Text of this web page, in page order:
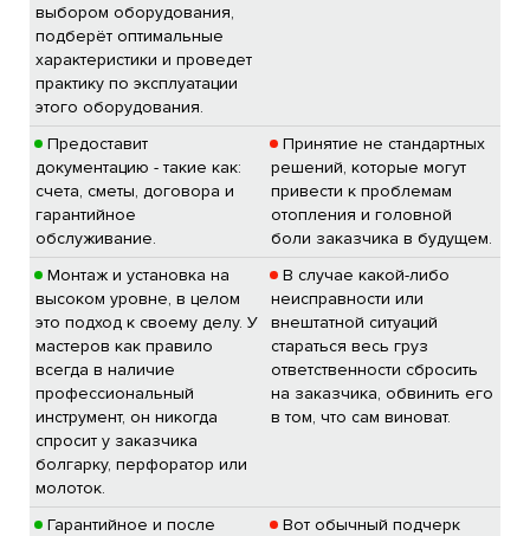
выбором оборудования,
подберёт оптимальные
характеристики и проведет
практику по эксплуатации
этого оборудования.
Предоставит
документацию - такие как:
счета, сметы, договора и
гарантийное
обслуживание.
Принятие не стандартных
решений, которые могут
привести к проблемам
отопления и головной
боли заказчика в будущем.
Монтаж и установка на
высоком уровне, в целом
это подход к своему делу. У
мастеров как правило
всегда в наличие
профессиональный
инструмент, он никогда
спросит у заказчика
болгарку, перфоратор или
молоток.
В случае какой-либо
неисправности или
внештатной ситуаций
стараться весь груз
ответственности сбросить
на заказчика, обвинить его
в том, что сам виноват.
Гарантийное и после
Вот обычный подчерк